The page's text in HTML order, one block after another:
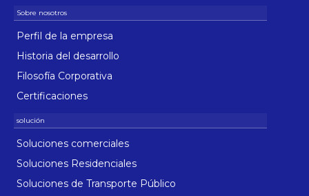
Perfil de la empresa
Historia del desarrollo
Filosofía Corporativa
Certificaciones
Soluciones comerciales
Soluciones Residenciales
Soluciones de Transporte Público